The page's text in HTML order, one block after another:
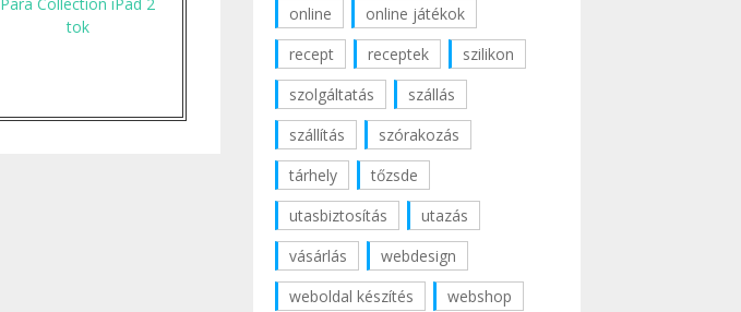
tok
online
online játékok
recept
receptek
szilikon
szolgáltatás
szállás
szállítás
szórakozás
tárhely
tőzsde
utasbiztosítás
utazás
vásárlás
webdesign
weboldal készítés
webshop